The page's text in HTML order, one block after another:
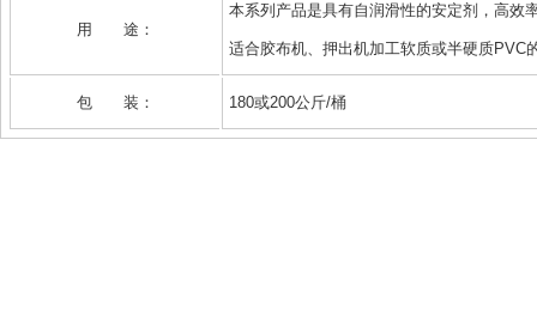
用 途：
本系列产品是具有自润滑性的安定剂，高效
适合胶布机、押出机加工软质或半硬质PVC
包 装： 180或200公斤/桶